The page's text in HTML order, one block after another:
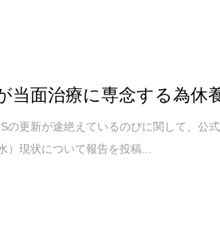
当面治療に専念する為休
の更新が途絶えているのぴに関して、公式
現状について報告を投稿...